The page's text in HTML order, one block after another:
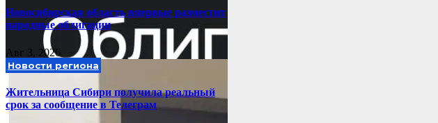
Новосибирская область впервые разместит
народные облигации
Авг 3, 2026
Новости региона
Жительница Сибири получила реальный
срок за сообщение в Телеграм